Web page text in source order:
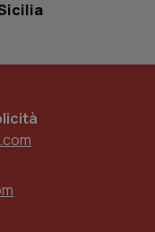
di
la gestione
per abilitare il